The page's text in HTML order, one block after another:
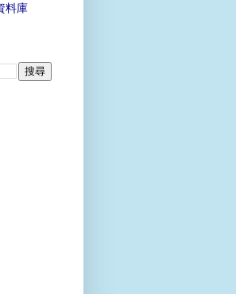
料庫